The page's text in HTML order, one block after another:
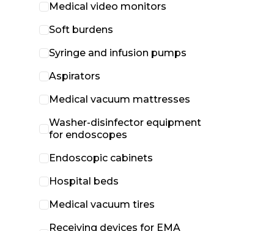
Medical video monitors
Soft burdens
Syringe and infusion pumps
Aspirators
Medical vacuum mattresses
Washer-disinfector equipment
for endoscopes
Endoscopic cabinets
Hospital beds
Medical vacuum tires
Receiving devices for EMA